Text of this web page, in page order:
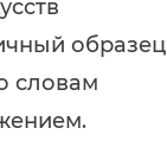
образец
словам